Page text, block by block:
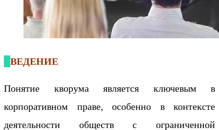
ВВЕДЕНИЕ
Понятие кворума является ключевым в
корпоративном праве, особенно в контексте
деятельности обществ с ограниченной